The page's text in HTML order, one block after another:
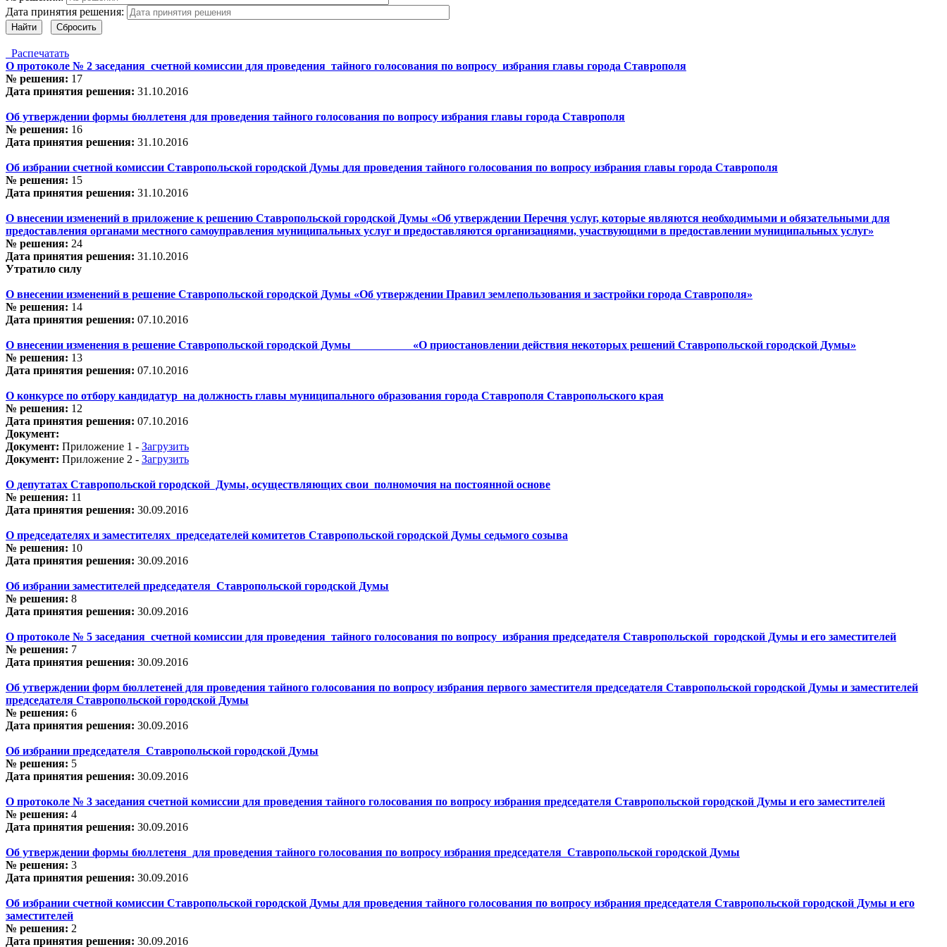
Дата принятия решения:
Найти Сбросить
Распечатать
О протоколе № 2 заседания счетной комиссии для проведения тайного голосования по вопросу избрания главы города Ставрополя
№ решения: 17
Дата принятия решения: 31.10.2016
Об утверждении формы бюллетеня для проведения тайного голосования по вопросу избрания главы города Ставрополя
№ решения: 16
Дата принятия решения: 31.10.2016
Об избрании счетной комиссии Ставропольской городской Думы для проведения тайного голосования по вопросу избрания главы города Ставрополя
№ решения: 15
Дата принятия решения: 31.10.2016
О внесении изменений в приложение к решению Ставропольской городской Думы «Об утверждении Перечня услуг, которые являются необходимыми и обязательными для
предоставления органами местного самоуправления муниципальных услуг и предоставляются организациями, участвующими в предоставлении муниципальных услуг»
№ решения: 24
Дата принятия решения: 31.10.2016
Утратило силу
О внесении изменений в решение Ставропольской городской Думы «Об утверждении Правил землепользования и застройки города Ставрополя»
№ решения: 14
Дата принятия решения: 07.10.2016
О внесении изменения в решение Ставропольской городской Думы «О приостановлении действия некоторых решений Ставропольской городской Думы»
№ решения: 13
Дата принятия решения: 07.10.2016
О конкурсе по отбору кандидатур на должность главы муниципального образования города Ставрополя Ставропольского края
№ решения: 12
Дата принятия решения: 07.10.2016
Документ:
Документ: Приложение 1 - Загрузить
Документ: Приложение 2 - Загрузить
О депутатах Ставропольской городской Думы, осуществляющих свои полномочия на постоянной основе
№ решения: 11
Дата принятия решения: 30.09.2016
О председателях и заместителях председателей комитетов Ставропольской городской Думы седьмого созыва
№ решения: 10
Дата принятия решения: 30.09.2016
Об избрании заместителей председателя Ставропольской городской Думы
№ решения: 8
Дата принятия решения: 30.09.2016
О протоколе № 5 заседания счетной комиссии для проведения тайного голосования по вопросу избрания председателя Ставропольской городской Думы и его заместителей
№ решения: 7
Дата принятия решения: 30.09.2016
Об утверждении форм бюллетеней для проведения тайного голосования по вопросу избрания первого заместителя председателя Ставропольской городской Думы и заместителей
председателя Ставропольской городской Думы
№ решения: 6
Дата принятия решения: 30.09.2016
Об избрании председателя Ставропольской городской Думы
№ решения: 5
Дата принятия решения: 30.09.2016
О протоколе № 3 заседания счетной комиссии для проведения тайного голосования по вопросу избрания председателя Ставропольской городской Думы и его заместителей
№ решения: 4
Дата принятия решения: 30.09.2016
Об утверждении формы бюллетеня для проведения тайного голосования по вопросу избрания председателя Ставропольской городской Думы
№ решения: 3
Дата принятия решения: 30.09.2016
Об избрании счетной комиссии Ставропольской городской Думы для проведения тайного голосования по вопросу избрания председателя Ставропольской городской Думы и его
заместителей
№ решения: 2
Дата принятия решения: 30.09.2016